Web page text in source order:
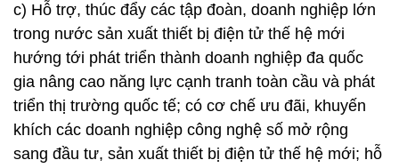
c) Hỗ trợ, thúc đẩy các tập đoàn, doanh nghiệp lớn
trong nước sản xuất thiết bị điện tử thế hệ mới
hướng tới phát triển thành doanh nghiệp đa quốc
gia nâng cao năng lực cạnh tranh toàn cầu và phát
triển thị trường quốc tế; có cơ chế ưu đãi, khuyến
khích các doanh nghiệp công nghệ số mở rộng
sang đầu tư, sản xuất thiết bị điện tử thế hệ mới; hỗ